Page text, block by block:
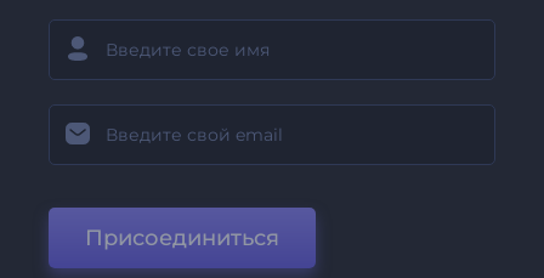
Присоединиться